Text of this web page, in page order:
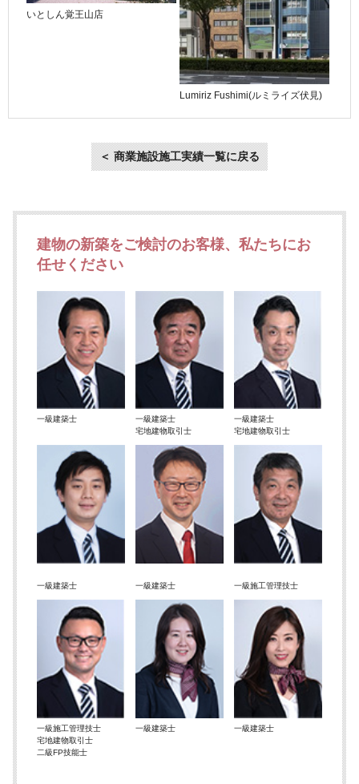
いとしん覚王山店
Lumiriz Fushimi(ルミライズ伏見)
＜ 商業施設施工実績一覧に戻る
建物の新築をご検討のお客様、私たちにお
任せください
一級建築士
一級建築士
宅地建物取引士
一級建築士
宅地建物取引士
一級建築士 一級建築士 一級施工管理技士
一級施工管理技士
宅地建物取引士
二級FP技能士
一級建築士 一級建築士